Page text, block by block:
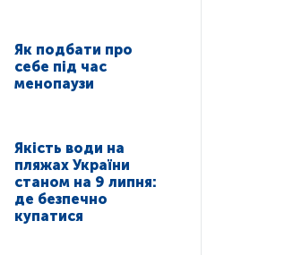
Як подбати про
себе під час
менопаузи
Якість води на
пляжах України
станом на 9 липня:
де безпечно
купатися